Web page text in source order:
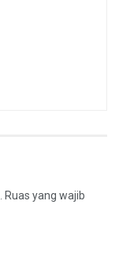
Ruas yang wajib